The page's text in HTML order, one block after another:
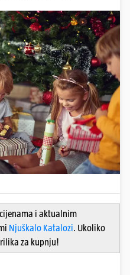
i aktualnim
Njuškalo Katalozi. Ukoliko
za kupnju!